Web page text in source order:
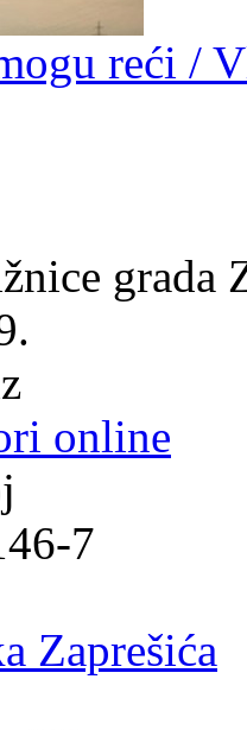
reći /
grada
online
7
Zaprešića